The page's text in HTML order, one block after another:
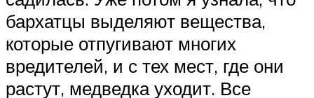
бархатцы выделяют вещества,
которые отпугивают многих
вредителей, и с тех мест, где они
растут, медведка уходит. Все